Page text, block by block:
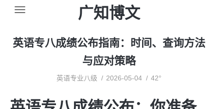
广知博文
英语专八成绩公布指南：时间、查询方法
与应对策略
英语专业八级 2026-05-04 42°